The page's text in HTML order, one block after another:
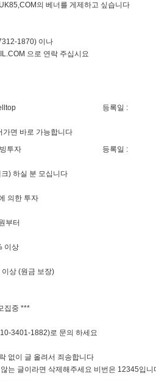
의 베너를 게제하고 싶습니다
1870) 이나
으로 연락 주십시요
등록일 :
가면 바로 가능합니다
투자 등록일 :
) 하실 분 모십니다
의한 투자
부터
이상
상 (원금 보장)
집중 ***
3401-1882)로 문의 하세요
없이 글 올려서 죄송합니다
는 글이라면 삭제해주세요 비번은 12345입니